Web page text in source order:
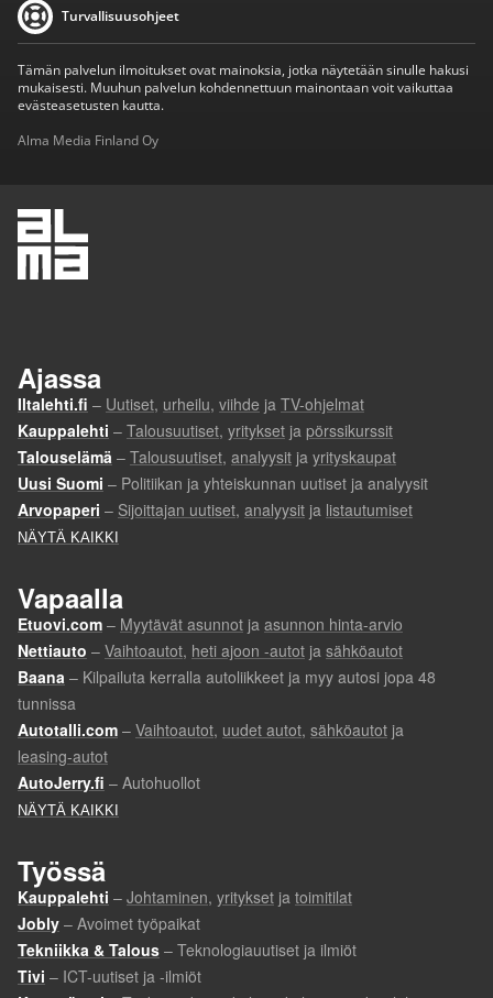
Turvallisuusohjeet
Tämän palvelun ilmoitukset ovat mainoksia, jotka näytetään sinulle hakusi
mukaisesti. Muuhun palvelun kohdennettuun mainontaan voit vaikuttaa
evästeasetusten kautta.
Alma Media Finland Oy